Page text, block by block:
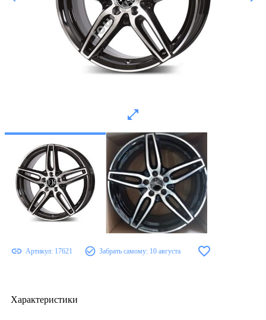
Артикул: 17621 Забрать самому: 10 августа
Характеристики